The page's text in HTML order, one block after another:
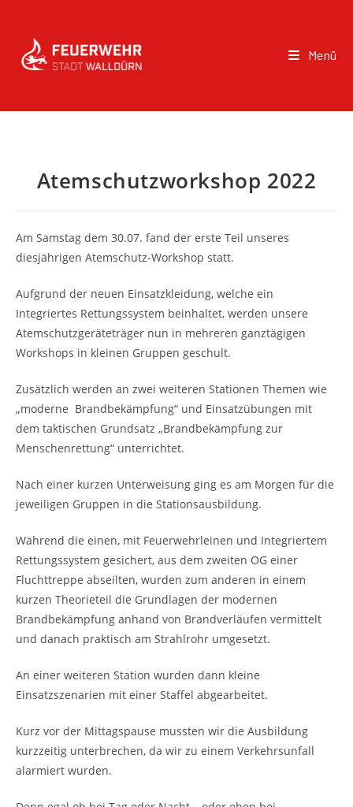
Menü
Atemschutzworkshop 2022
Am Samstag dem 30.07. fand der erste Teil unseres
diesjährigen Atemschutz-Workshop statt.
Aufgrund der neuen Einsatzkleidung, welche ein
Integriertes Rettungssystem beinhaltet, werden unsere
Atemschutzgeräteträger nun in mehreren ganztägigen
Workshops in kleinen Gruppen geschult.
Zusätzlich werden an zwei weiteren Stationen Themen wie
„moderne Brandbekämpfung“ und Einsatzübungen mit
dem taktischen Grundsatz „Brandbekämpfung zur
Menschenrettung“ unterrichtet.
Nach einer kurzen Unterweisung ging es am Morgen für die
jeweiligen Gruppen in die Stationsausbildung.
Während die einen, mit Feuerwehrleinen und Integriertem
Rettungssystem gesichert, aus dem zweiten OG einer
Fluchttreppe abseilten, wurden zum anderen in einem
kurzen Theorieteil die Grundlagen der modernen
Brandbekämpfung anhand von Brandverläufen vermittelt
und danach praktisch am Strahlrohr umgesetzt.
An einer weiteren Station wurden dann kleine
Einsatzszenarien mit einer Staffel abgearbeitet.
Kurz vor der Mittagspause mussten wir die Ausbildung
kurzzeitig unterbrechen, da wir zu einem Verkehrsunfall
alarmiert wurden.